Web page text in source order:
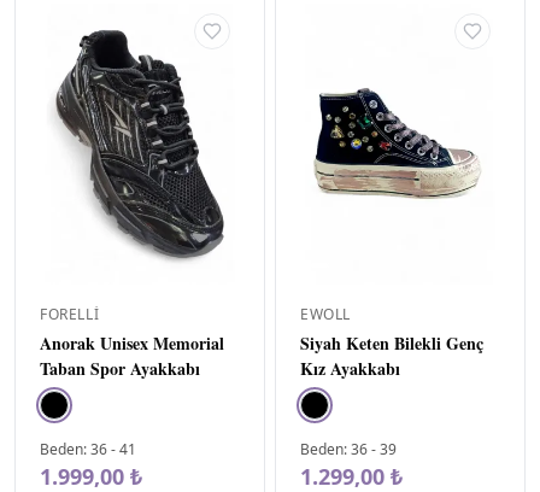
FORELLI
Anorak Unisex Memorial
Taban Spor Ayakkabı
Beden:36-41
1.999,00 ₺
EWOLL
Siyah Keten Bilekli Genç
Kız Ayakkabı
Beden:36-39
1.299,00 ₺